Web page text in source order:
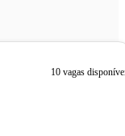
10 vagas